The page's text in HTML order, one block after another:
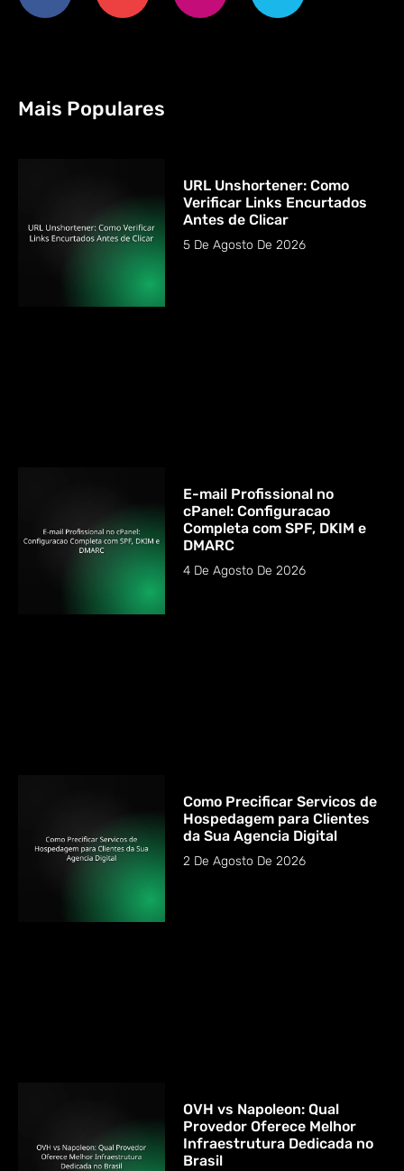
Mais Populares
URL Unshortener: Como
Verificar Links Encurtados
Antes de Clicar
5 De Agosto De 2026
E-mail Profissional no
cPanel: Configuracao
Completa com SPF, DKIM e
DMARC
4 De Agosto De 2026
Como Precificar Servicos de
Hospedagem para Clientes
da Sua Agencia Digital
2 De Agosto De 2026
OVH vs Napoleon: Qual
Provedor Oferece Melhor
Infraestrutura Dedicada no
Brasil